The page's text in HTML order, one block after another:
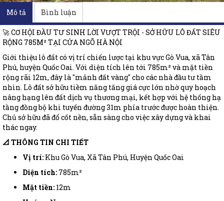
Mô tả Bình luận
🚀 CƠ HỘI ĐẦU TƯ SINH LỜI VƯỢT TRỘI - SỞ HỮU LÔ ĐẤT SIÊU
RỘNG 785M² TẠI CỬA NGÕ HÀ NỘI
Giới thiệu lô đất có vị trí chiến lược tại khu vực Gò Vua, xã Tân
Phú, huyện Quốc Oai. Với diện tích lên tới 785m² và mặt tiền
rộng rãi 12m, đây là "mảnh đất vàng" cho các nhà đầu tư tầm
nhìn. Lô đất sở hữu tiềm năng tăng giá cực lớn nhờ quy hoạch
nâng hạng lên đất dịch vụ thương mại, kết hợp với hệ thống hạ
tầng đồng bộ khi tuyến đường 31m phía trước được hoàn thiện.
Chủ sở hữu đã đổ cốt nền, sẵn sàng cho việc xây dựng và khai
thác ngay.
📐 THÔNG TIN CHI TIẾT
Vị trí: Khu Gò Vua, Xã Tân Phú, Huyện Quốc Oai
Diện tích: 785m²
Mặt tiền: 12m